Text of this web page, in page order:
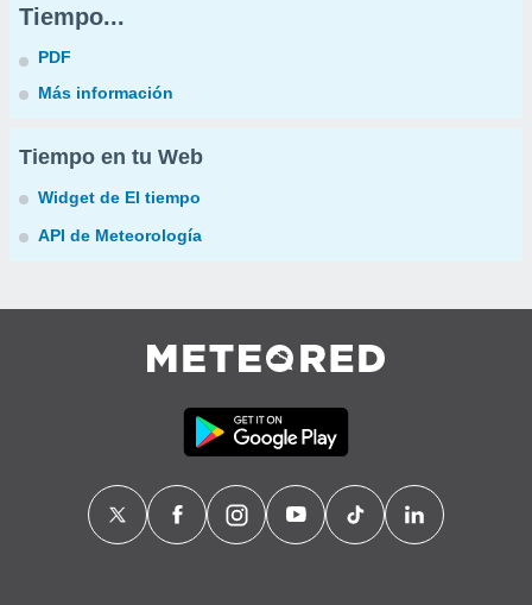
Tiempo...
PDF
Más información
Tiempo en tu Web
Widget de El tiempo
API de Meteorología